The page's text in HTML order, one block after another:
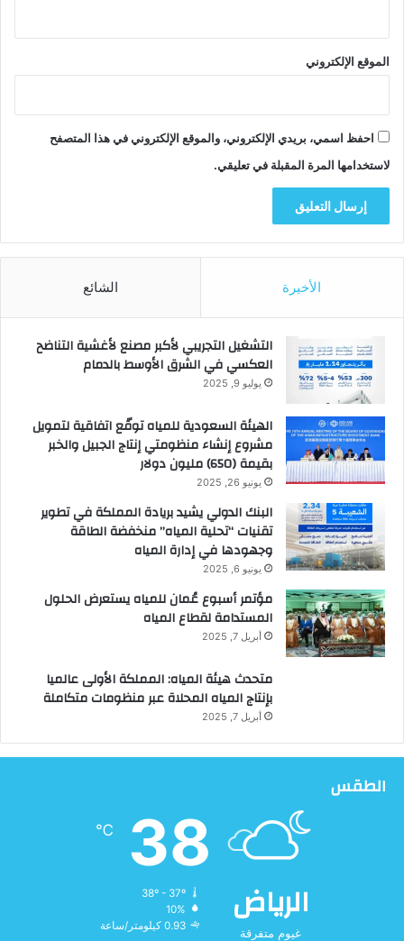
الموقع الإلكتروني
احفظ اسمي، بريدي الإلكتروني، والموقع الإلكتروني في هذا المتصفح
لاستخدامها المرة المقبلة في تعليقي.
الأخيرة الشائع
التشغيل التجريبي لأكبر مصنع لأغشية التناضح
العكسي في الشرق الأوسط بالدمام
يوليو 9, 2025
الهيئة السعودية للمياه توقّع اتفاقية لتمويل
مشروع إنشاء منظومتي إنتاج الجبيل والخبر
بقيمة (650) مليون دولار
يونيو 26, 2025
البنك الدولي يشيد بريادة المملكة في تطوير
تقنيات “تحلية المياه” منخفضة الطاقة
وجهودها في إدارة المياه
يونيو 6, 2025
مؤتمر أسبوع عُمان للمياه يستعرض الحلول
المستدامة لقطاع المياه
أبريل 7, 2025
متحدث هيئة المياه: المملكة الأولى عالميا
بإنتاج المياه المحلاة عبر منظومات متكاملة
أبريل 7, 2025
الطقس
الرياض
غيوم متفرقة
38
℃
38º - 37º
10%
0.93 كيلومتر/ساعة